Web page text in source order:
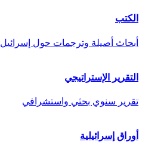
الكتب
أبحاث أصيلة وترجمات حول إسرائيل
التقرير الإستراتيجي
تقرير سنوي بحثي واستشرافي
أوراق إسرائيلية